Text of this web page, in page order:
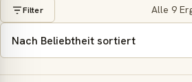
Filter Alle 9